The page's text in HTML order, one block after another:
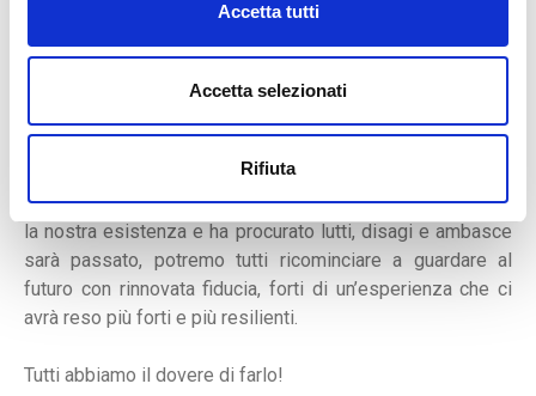
Accetta tutti
Accetta selezionati
Rifiuta
cure ai contagiati ed a scienziati e ricercatori per avere
presto il vaccino o una cura che ci affranchi dall’epidemia
e consenta ai malati di guarire più rapidamente. Che la
buona sorte dia forza ai primi e lumi ai secondi.
Fra qualche tempo, quando questo tsunami che ha travolto
la nostra esistenza e ha procurato lutti, disagi e ambasce
sarà passato, potremo tutti ricominciare a guardare al
futuro con rinnovata fiducia, forti di un’esperienza che ci
avrà reso più forti e più resilienti.
Tutti abbiamo il dovere di farlo!